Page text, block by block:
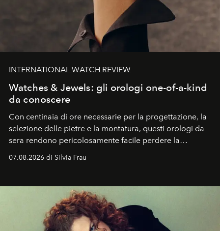
INTERNATIONAL WATCH REVIEW
Watches & Jewels: gli orologi one-of-a-kind
da conoscere
Con centinaia di ore necessarie per la progettazione, la
selezione delle pietre e la montatura, questi orologi da
sera rendono pericolosamente facile perdere la
cognizione del tempo. Ma con quadranti così
07.08.2026 di Silvia Frau